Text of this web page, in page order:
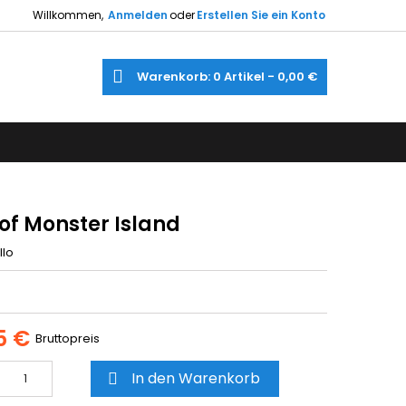
Willkommen, AnmeldenoderErstellen Sie ein Konto
Warenkorb 0 Artikel - 0,00 €
Monster Island
€ Bruttopreis
 In den Warenkorb